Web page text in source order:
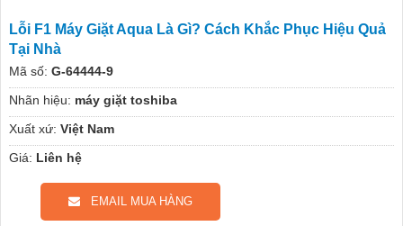
Lỗi F1 Máy Giặt Aqua Là Gì? Cách Khắc Phục Hiệu Quả
Tại Nhà
Mã số: G-64444-9
Nhãn hiệu: máy giặt toshiba
Xuất xứ: Việt Nam
Giá: Liên hệ
EMAIL MUA HÀNG